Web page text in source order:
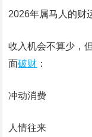
2026年属马人的财
收入机会不算少，
面破财 ：
冲动消费
人情往来